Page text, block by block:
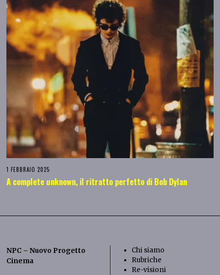
1 FEBBRAIO 2025
A complete unknown, il ritratto perfetto di Bob Dylan
NPC – Nuovo Progetto
Cinema
Chi siamo
Rubriche
Re-visioni